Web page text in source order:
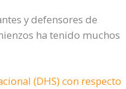
y defensores de
ha tenido muchos
(DHS) con respecto